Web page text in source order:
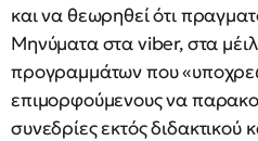
και να θεωρηθεί ότι
Μηνύματα στα viber, στα
προγραμμάτων που
επιμορφούμενους να
συνεδρίες εκτός διδακτικού